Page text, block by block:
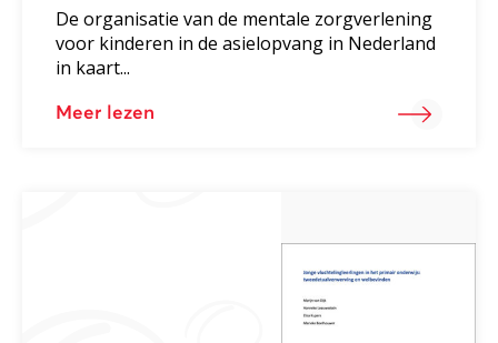
De organisatie van de mentale zorgverlening
voor kinderen in de asielopvang in Nederland
in kaart...
Meer lezen